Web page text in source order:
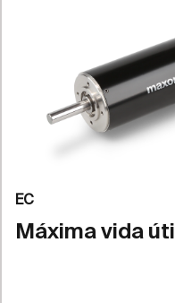
EC
Máxima vida útil